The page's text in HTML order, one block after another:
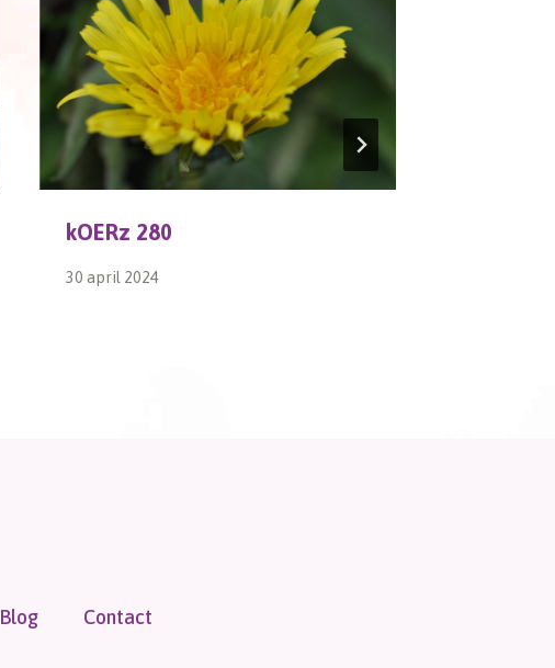
kOERz 280
30 april 2024
Blog Contact